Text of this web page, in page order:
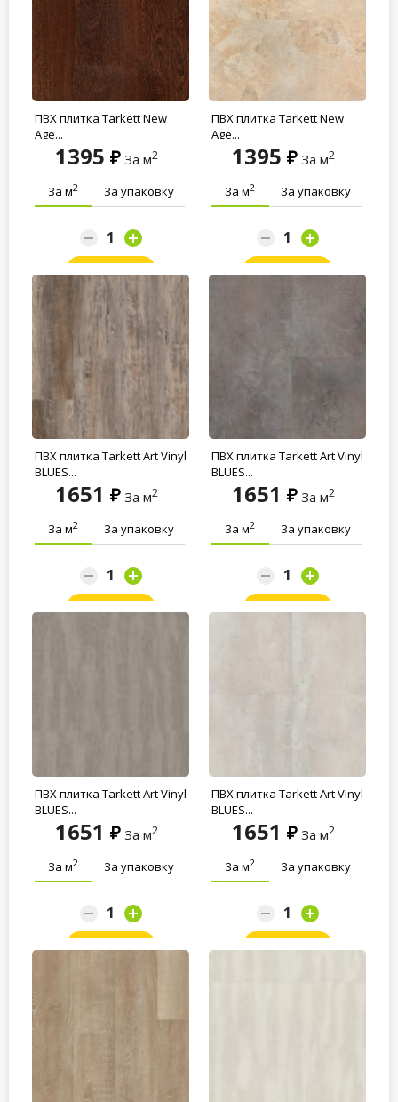
ПВХ плитка Tarkett New
Age...
1395 За м2
За м2 За упаковку
Заказать
ПВХ плитка Tarkett New
Age...
1395 За м2
За м2 За упаковку
Заказать
ПВХ плитка Tarkett Art Vinyl
BLUES...
1651 За м2
За м2 За упаковку
Заказать
ПВХ плитка Tarkett Art Vinyl
BLUES...
1651 За м2
За м2 За упаковку
Заказать
ПВХ плитка Tarkett Art Vinyl
BLUES...
1651 За м2
За м2 За упаковку
Заказать
ПВХ плитка Tarkett Art Vinyl
BLUES...
1651 За м2
За м2 За упаковку
Заказать